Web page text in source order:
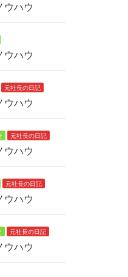
ウハウ
ウハウ
元社長の日記
ウハウ
元社長の日記
ウハウ
元社長の日記
ウハウ
元社長の日記
ウハウ